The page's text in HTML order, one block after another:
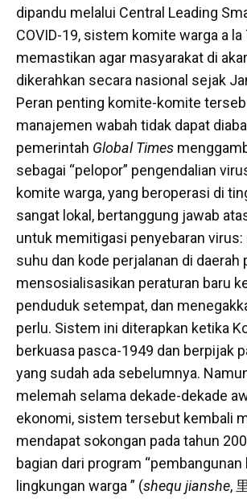
dipandu melalui Central Leading
COVID-19, sistem komite warga a
memastikan agar masyarakat di
dikerahkan secara nasional sejak
Peran penting komite-komite
manajemen wabah tidak dapat
pemerintah Global Times
sebagai “pelopor” pengendalian
komite warga, yang beroperasi di
sangat lokal, bertanggung jawab
untuk memitigasi penyebaran
suhu dan kode perjalanan di daerah
mensosialisasikan peraturan baru
penduduk setempat, dan
perlu. Sistem ini diterapkan ketika
berkuasa pasca-1949 dan berpijak
yang sudah ada sebelumnya.
melemah selama dekade-dekade
ekonomi, sistem tersebut kembali
mendapat sokongan pada tahun
bagian dari program
lingkungan warga ” (shequ jianshe,